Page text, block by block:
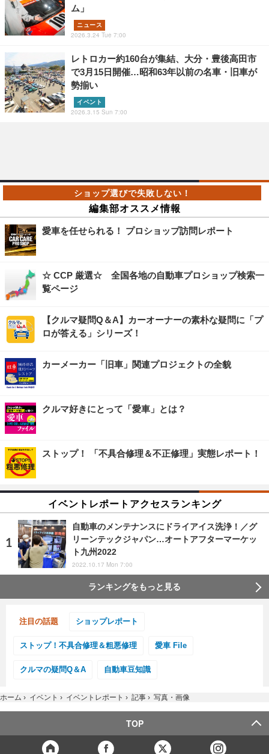
ム」
ニュース
2026.3.24 Tue 7:00
レトロカー約160台が集結、大分・豊後高田市
で3月15日開催…昭和63年以前の名車・旧車が
勢揃い
イベント
2026.3.15 Sun 7:00
編集部オススメ情報
愛車を任せられる！ プロショップ訪問レポート
☆ CCP 厳選☆ 全国各地の自動車プロショップ検索一
覧ページ
【クルマ疑問Q＆A】カーオーナーの素朴な疑問に「プ
ロが答える」シリーズ！
カーメーカー「旧車」関連プロジェクトの全貌
クルマ好きにとって「愛車」とは？
ストップ！ 「不具合修理＆不正修理」実態レポート！
イベントレポートアクセスランキング
自動車のメンテナンスにドライアイス洗浄！／グ
リーンテックジャパン…オートアフターマーケッ
ト九州2022
2022.10.17 Mon 7:00
ランキングをもっと見る
注目の話題 ショップレポート
ストップ！不具合修理＆粗悪修理 愛車 File
クルマの疑問Q＆A 自動車豆知識
ホーム › イベント › イベントレポート › 記事 › 写真・画像
TOP